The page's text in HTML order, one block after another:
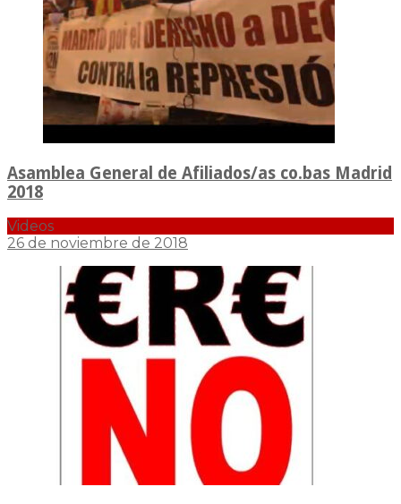
Asamblea General de Afiliados/as co.bas Madrid
2018
Videos
26 de noviembre de 2018